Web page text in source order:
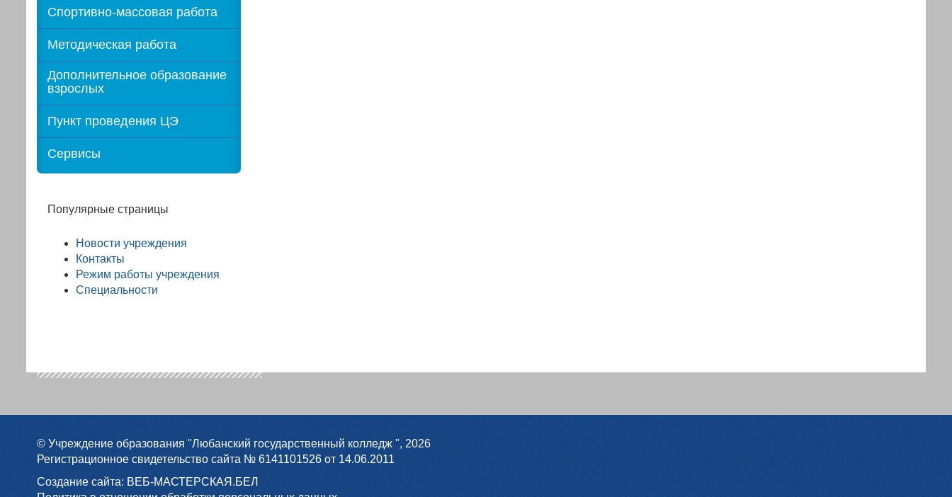
Спортивно-массовая работа
Методическая работа
Дополнительное образование
взрослых
Пункт проведения ЦЭ
Сервисы
Популярные страницы
Новости учреждения
Контакты
Режим работы учреждения
Специальности
© Учреждение образования "Любанский государственный колледж ", 2026
Регистрационное свидетельство сайта № 6141101526 от 14.06.2011
Создание сайта: ВЕБ-МАСТЕРСКАЯ.БЕЛ